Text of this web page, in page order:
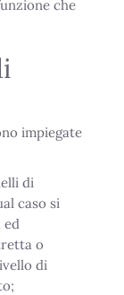
che
impiegate
di
caso si
ed
o
di